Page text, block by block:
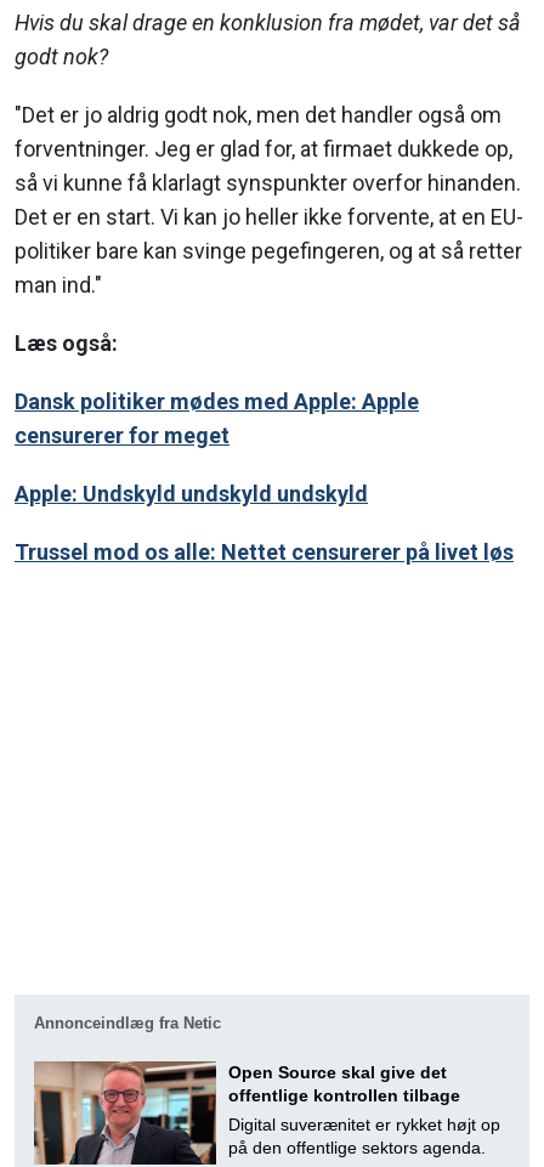
Hvis du skal drage en konklusion fra mødet, var det så
godt nok?
"Det er jo aldrig godt nok, men det handler også om
forventninger. Jeg er glad for, at firmaet dukkede op,
så vi kunne få klarlagt synspunkter overfor hinanden.
Det er en start. Vi kan jo heller ikke forvente, at en EU-
politiker bare kan svinge pegefingeren, og at så retter
man ind."
Læs også:
Dansk politiker mødes med Apple: Apple
censurerer for meget
Apple: Undskyld undskyld undskyld
Trussel mod os alle: Nettet censurerer på livet løs
Annonceindlæg fra Netic
Open Source skal give det
offentlige kontrollen tilbage
Digital suverænitet er rykket højt op
på den offentlige sektors agenda.